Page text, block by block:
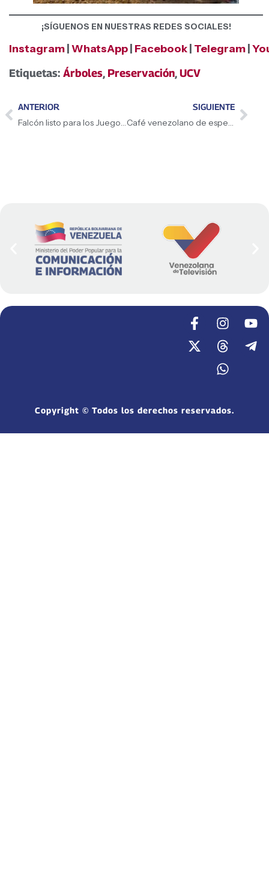
¡SÍGUENOS EN NUESTRAS REDES SOCIALES!
Instagram|WhatsApp| Facebook| Telegram|
Etiquetas: Árboles, Preservación,UCV
ANTERIOR
Falcón listo para los Juegos Deportivos Nacionales Estudiantiles
SIGUIENTE
Café venezolano de especialidad conquista el mercado del Sudeste Asiático en la FHA 2026
Copyright © Todos los derechos reservados.